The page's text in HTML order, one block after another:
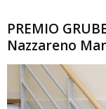
PREMIO
Nazzareno